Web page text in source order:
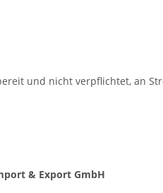
und nicht verpflichtet, an
& Export GmbH